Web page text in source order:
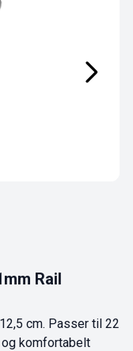
Rail
cm. Passer til 22
komfortabelt